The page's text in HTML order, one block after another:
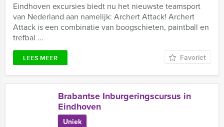
Eindhoven excursies biedt nu het nieuwste teamsport
van Nederland aan namelijk: Archert Attack! Archert
Attack is een combinatie van boogschieten, paintball en
trefbal ...
LEES MEER Favoriet
Brabantse Inburgeringscursus in
Eindhoven
Uniek